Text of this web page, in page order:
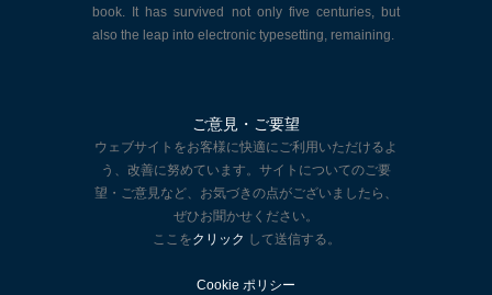
book. It has survived not only five centuries, but
also the leap into electronic typesetting, remaining.
ご意見・ご要望
ウェブサイトをお客様に快適にご利用いただけるよ
う、改善に努めています。サイトについてのご要
望・ご意見など、お気づきの点がございましたら、
ぜひお聞かせください。
ここをクリック して送信する。
Cookie ポリシー